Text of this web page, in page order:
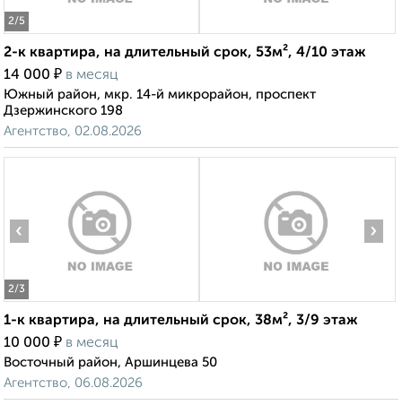
2/5
2-к квартира, на длительный срок, 53м², 4/10 этаж
14 000 ₽ в месяц
Южный район, мкр. 14-й микрорайон, проспект
Дзержинского 198
Агентство, 02.08.2026
2/3
‹ ›
1-к квартира, на длительный срок, 38м², 3/9 этаж
10 000 ₽ в месяц
Восточный район, Аршинцева 50
Агентство, 06.08.2026